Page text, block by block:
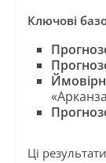
Ключові
Ці